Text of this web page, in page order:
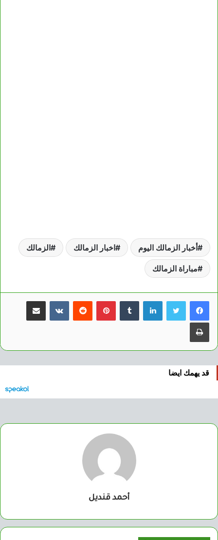
أخبار الزمالك اليوم اخبار الزمالك الزمالك
مباراة الزمالك
لينكدإن بينتيريست مشاركة عبر البريد
طباعة
قد يهمك ايضا
أحمد قنديل